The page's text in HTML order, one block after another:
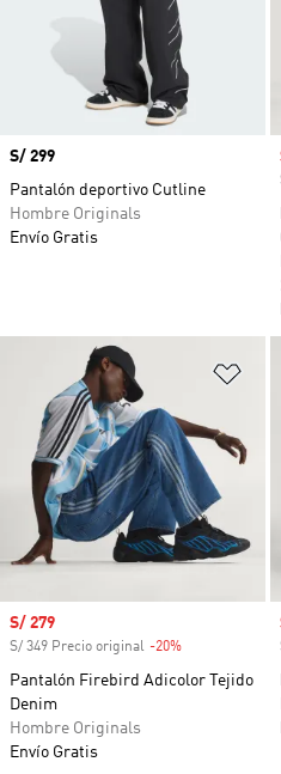
Precio
S/ 299
Pantalón deportivo Cutline
Hombre Originals
Envío Gratis
Precio de venta
S/ 279
S/ 349 Precio original -20%
Pantalón Firebird Adicolor Tejido
Denim
Hombre Originals
Envío Gratis